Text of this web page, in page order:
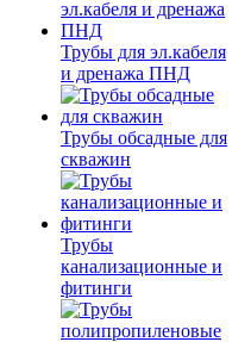
Трубы для эл.кабеля
и дренажа ПНД
Трубы обсадные для
скважин
Трубы
канализационные и
фитинги